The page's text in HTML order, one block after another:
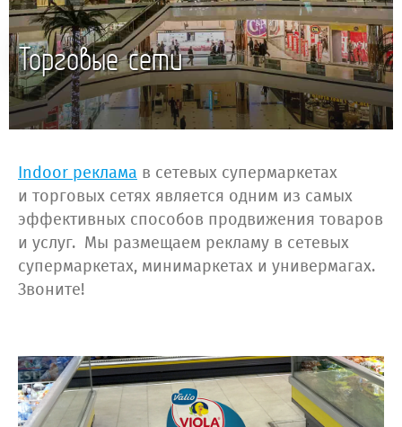
Торговые сети
Indoor реклама в сетевых супермаркетах
и торговых сетях является одним из самых
эффективных способов продвижения товаров
и услуг. Мы размещаем рекламу в сетевых
супермаркетах, минимаркетах и универмагах.
Звоните!